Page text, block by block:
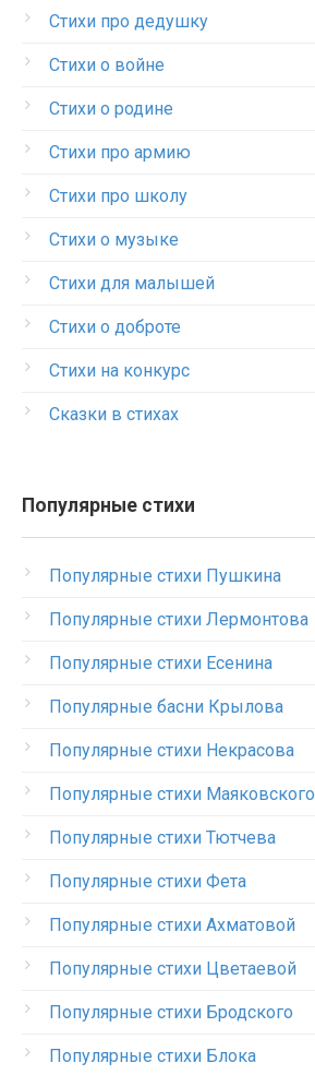
Стихи про дедушку
Стихи о войне
Стихи о родине
Стихи про армию
Стихи про школу
Стихи о музыке
Стихи для малышей
Стихи о доброте
Стихи на конкурс
Сказки в стихах
Популярные стихи
Популярные стихи Пушкина
Популярные стихи Лермонтова
Популярные стихи Есенина
Популярные басни Крылова
Популярные стихи Некрасова
Популярные стихи Маяковского
Популярные стихи Тютчева
Популярные стихи Фета
Популярные стихи Ахматовой
Популярные стихи Цветаевой
Популярные стихи Бродского
Популярные стихи Блока